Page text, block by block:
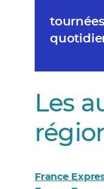
tournées
Les
France